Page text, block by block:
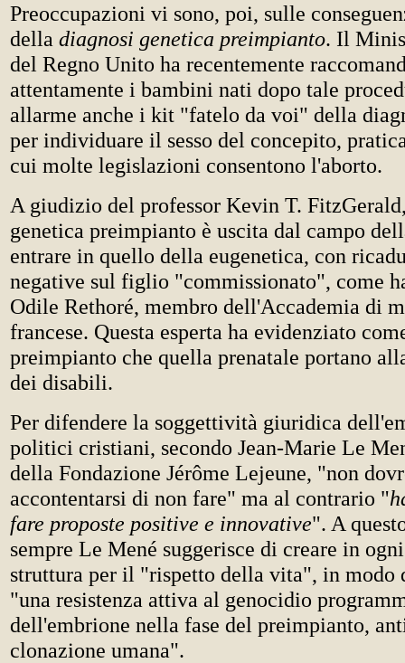
Preoccupazioni vi sono, poi, sulle
della diagnosi genetica preimpianto. Il
del Regno Unito ha recentemente
attentamente i bambini nati dopo tale
allarme anche i kit "fatelo da voi" della
per individuare il sesso del concepito,
cui molte legislazioni consentono l'aborto.
A giudizio del professor Kevin T.
genetica preimpianto è uscita dal campo
entrare in quello della eugenetica, con
negative sul figlio "commissionato", come
Odile Rethoré, membro dell'Accademia di
francese. Questa esperta ha evidenziato
preimpianto che quella prenatale portano
dei disabili.
Per difendere la soggettività giuridica
politici cristiani, secondo Jean-Marie Le
della Fondazione Jérôme Lejeune, "non
accontentarsi di non fare" ma al contrario "
fare proposte positive e innovative". A
sempre Le Mené suggerisce di creare in
struttura per il "rispetto della vita", in modo
"una resistenza attiva al genocidio
dell'embrione nella fase del preimpianto,
clonazione umana".